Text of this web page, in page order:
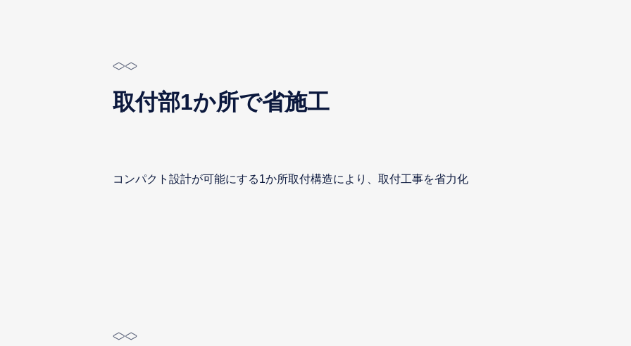
取付部1か所で省施工
コンパクト設計が可能にする1か所取付構造により、取付工事を省力化